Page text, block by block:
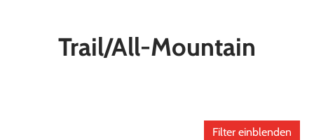
Trail/All-Mountain
Filter einblenden